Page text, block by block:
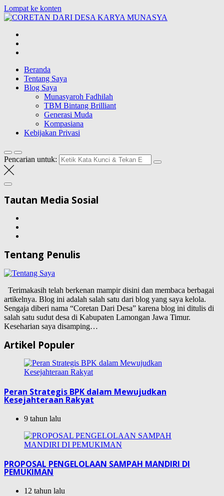
Lompat ke konten
Blog Wong Ndeso yang ingin berbagi berbagai hal di sekitarnya
Beranda
Tentang Saya
Blog Saya
Munasyaroh Fadhilah
TBM Bintang Brilliant
Generasi Muda
Kompasiana
Kebijakan Privasi
Pencarian untuk:
Tautan Media Sosial
Tentang Penulis
Terimakasih telah berkenan mampir disini dan membaca berbagai
artikelnya. Blog ini adalah salah satu dari blog yang saya kelola.
Sengaja diberi nama “Coretan Dari Desa” karena blog ini ditulis di
salah satu sudut desa di Kabupaten Lamongan Jawa Timur.
Keseharian saya disamping…
Artikel Populer
Peran Strategis BPK dalam Mewujudkan
Kesejahteraan Rakyat
9 tahun lalu
PROPOSAL PENGELOLAAN SAMPAH MANDIRI DI
PEMUKIMAN
12 tahun lalu